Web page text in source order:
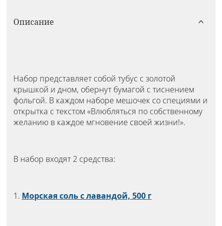
Описание
Набор представляет собой тубус с золотой
крышкой и дном, обернут бумагой с тиснением
фольгой. В каждом наборе мешочек со специями и
открытка с текстом «Влюбляться по собственному
желанию в каждое мгновение своей жизни!».
В набор входят 2 средства:
1. Морская соль с лавандой, 500 г